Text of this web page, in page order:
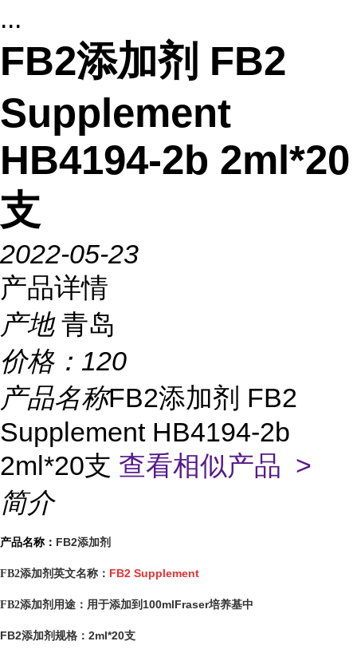
...
FB2添加剂 FB2
Supplement
HB4194-2b 2ml*20
支
2022-05-23
产品详情
产地 青岛
价格： 120
产品名称FB2添加剂 FB2
Supplement HB4194-2b
2ml*20支 查看相似产品 >
简介
产品名称： FB2添加剂
FB2添加剂英文名称： FB2 Supplement
FB2添加剂用途： 用于添加到100mlFraser培养基中
FB2添加剂 规格： 2ml*20支